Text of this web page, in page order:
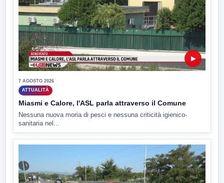
▶
7 AGOSTO 2026
ATTUALITÀ
Miasmi e Calore, l'ASL parla attraverso il Comune
Nessuna nuova moria di pesci e nessuna criticità igienico-
sanitaria nel...